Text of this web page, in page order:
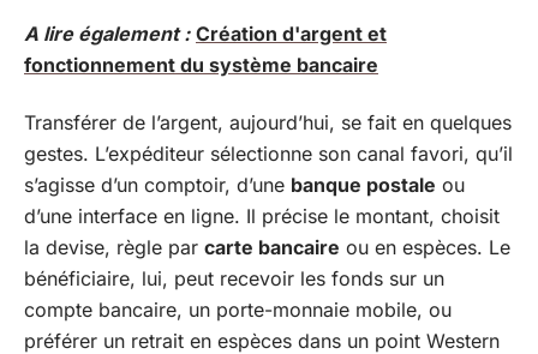
A lire également : Création d'argent et
fonctionnement du système bancaire
Transférer de l’argent, aujourd’hui, se fait en quelques
gestes. L’expéditeur sélectionne son canal favori, qu’il
s’agisse d’un comptoir, d’une banque postale ou
d’une interface en ligne. Il précise le montant, choisit
la devise, règle par carte bancaire ou en espèces. Le
bénéficiaire, lui, peut recevoir les fonds sur un
compte bancaire, un porte-monnaie mobile, ou
préférer un retrait en espèces dans un point Western